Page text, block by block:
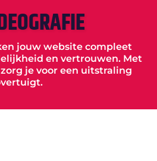
jouw website compleet
en vertrouwen. Met
je voor een uitstraling